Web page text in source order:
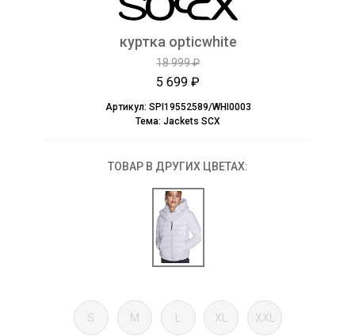
куртка opticwhite
18 999 ₽
5 699 ₽
Артикул: SPI19552589/WHI0003
Тема: Jackets SCX
ТОВАР В ДРУГИХ ЦВЕТАХ:
S M L XL XXL